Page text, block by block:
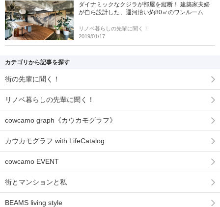
ダイナミックなクジラが部屋を縦断！ 建築家夫婦
が自ら設計した、運河沿い約80㎡のワンルーム
リノベ暮らしの先輩に聞く！
2019/01/17
カテゴリから記事を探す
街の先輩に聞く！
リノベ暮らしの先輩に聞く！
cowcamo graph《カウカモグラフ》
カウカモグラフ with LifeCatalog
cowcamo EVENT
街とマンションと私
BEAMS living style